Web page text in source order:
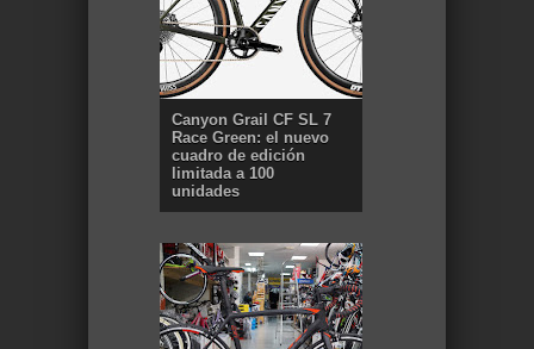
Canyon Grail CF SL 7
Race Green: el nuevo
cuadro de edición
limitada a 100
unidades